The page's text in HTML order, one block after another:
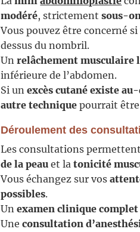
modéré, strictementsous-
Vous pouvez être concerné
dessus du nombril.
Unrelâchement musculaire
inférieure de l’abdomen.
Si unexcès cutané existe
autre technique pourrait
Déroulement des
Les consultations
de la peau et latonicité
Vous échangez sur vos
possibles.
Unexamen clinique complet
Uneconsultation